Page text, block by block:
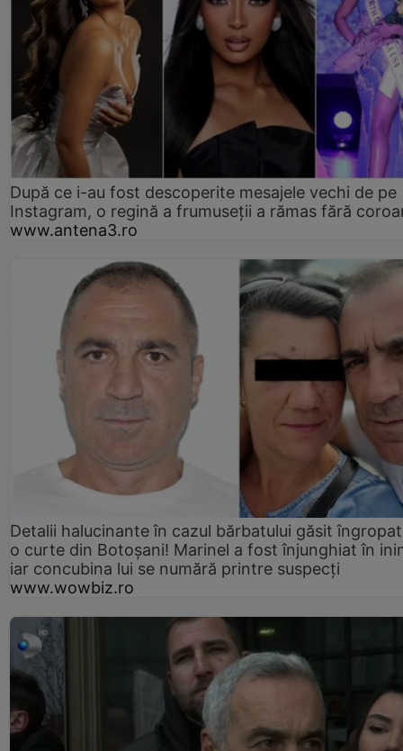
După ce i-au fost descoperite mesajele vechi de pe
Instagram, o regină a frumuseții a rămas fără
www.antena3.ro
Detalii halucinante în cazul bărbatului găsit
o curte din Botoșani! Marinel a fost înjunghiat în
iar concubina lui se numără printre suspecți
www.wowbiz.ro